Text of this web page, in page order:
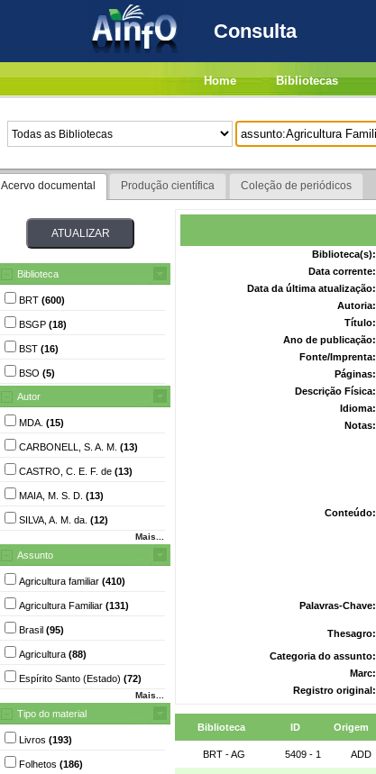
Consulta
Home Bibliotecas
Acervo documental Produção científica Coleção de periódicos
Biblioteca
BRT (600)
BSGP (18)
BST (16)
BSO (5)
Autor
MDA. (15)
CARBONELL, S. A. M. (13)
CASTRO, C. E. F. de (13)
MAIA, M. S. D. (13)
SILVA, A. M. da. (12)
Mais...
Assunto
Agricultura familiar (410)
Agricultura Familiar (131)
Brasil (95)
Agricultura (88)
Espírito Santo (Estado) (72)
Mais...
Tipo do material
Livros (193)
Folhetos (186)
Biblioteca(s):
Data corrente:
Data da última atualização:
Autoria:
Título:
Ano de publicação:
Fonte/Imprenta:
Páginas:
Descrição Física:
Idioma:
Notas:
Conteúdo:
Palavras-Chave:
Thesagro:
Categoria do assunto:
Marc:
Registro original:
Biblioteca ID Origem
BRT - AG 5409 - 1 ADD